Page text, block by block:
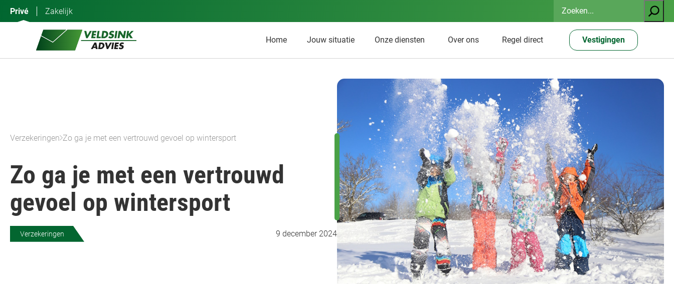
Privé Zakelijk
Zoeken
Home Jouw situatie Onze diensten Over ons Regel direct Vestigingen
Verzekeringen Zo ga je met een vertrouwd gevoel op wintersport
Zo ga je met een vertrouwd
gevoel op wintersport
Verzekeringen 9 december 2024